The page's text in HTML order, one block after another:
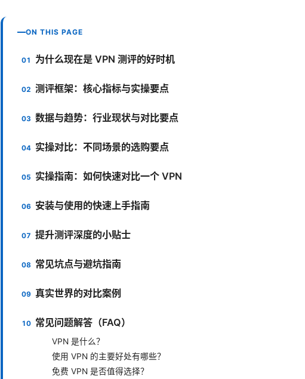
ON THIS PAGE
为什么现在是 VPN 测评的好时机
测评框架：核心指标与实操要点
数据与趋势：行业现状与对比要点
实操对比：不同场景的选购要点
实操指南：如何快速对比一个 VPN
安装与使用的快速上手指南
提升测评深度的小贴士
常见坑点与避坑指南
真实世界的对比案例
常见问题解答（FAQ）
VPN 是什么？
使用 VPN 的主要好处有哪些？
免费 VPN 是否值得选择？